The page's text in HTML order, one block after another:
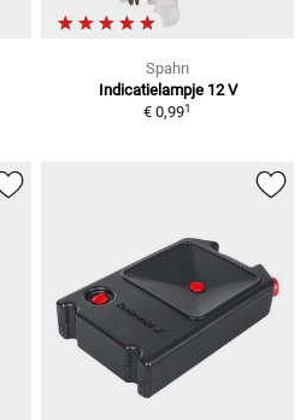
Spahn
Indicatielampje 12 V
€ 0,991